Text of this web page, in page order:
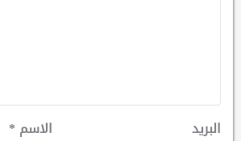
الاسم * البريد